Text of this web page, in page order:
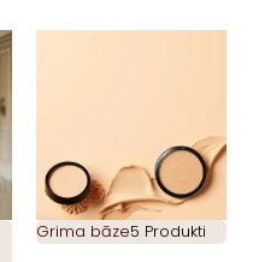
Grima bāze5 Produkti